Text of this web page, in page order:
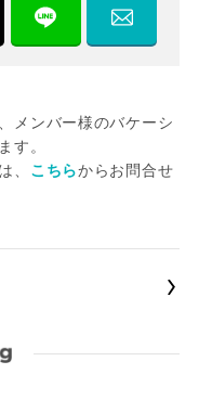
メンバー様のバケーシ
す。
、 こちらからお問合せ